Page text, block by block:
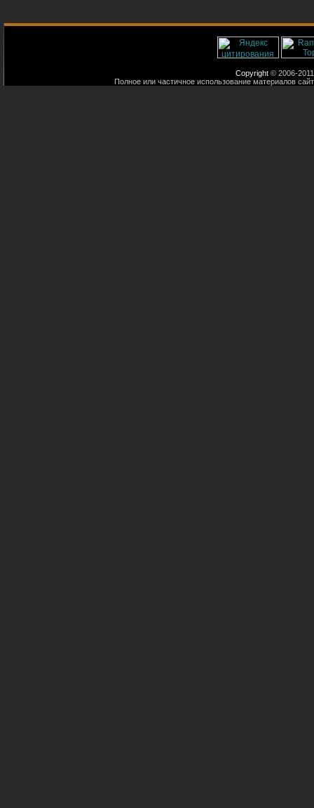
Copyright © 2006-
Полное или частичное использование материалов